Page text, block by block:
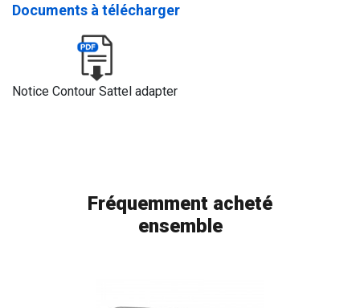
Documents à télécharger
Notice Contour Sattel adapter
Fréquemment acheté
ensemble